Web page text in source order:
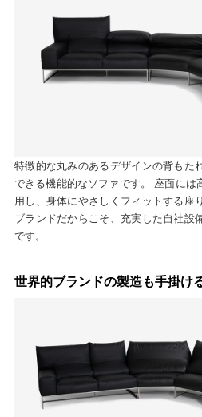
特徴的な丸みのあるデザインの背もた
できる機能的なソファです。 座面には
用し、身体にやさしくフィットする座
ブランドだからこそ、充実した自社設
です。
世界的ブランドの製造も手掛け